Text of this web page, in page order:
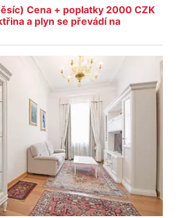
Cena + poplatky 2000 CZK
a plyn se převádí na